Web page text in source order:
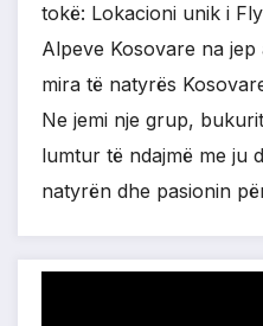
tokë: Lokacioni unik i
Alpeve Kosovare na
mira të natyrës
Ne jemi nje grup,
lumtur të ndajmë me ju
natyrën dhe pasionin